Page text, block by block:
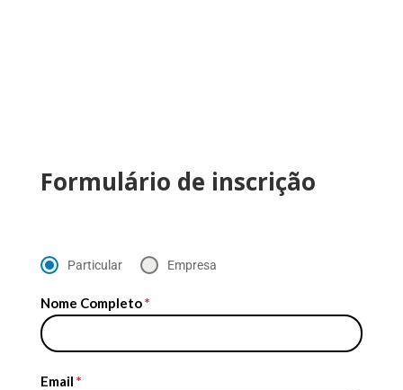
Formulário de inscrição
Particular Empresa
Nome Completo*
Email *